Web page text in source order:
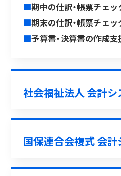
■期中の仕訳・帳票チェッ
■期末の仕訳・帳票チェッ
■予算書・決算書の作成支
社会福祉法人 会計シ
国保連合会複式 会計